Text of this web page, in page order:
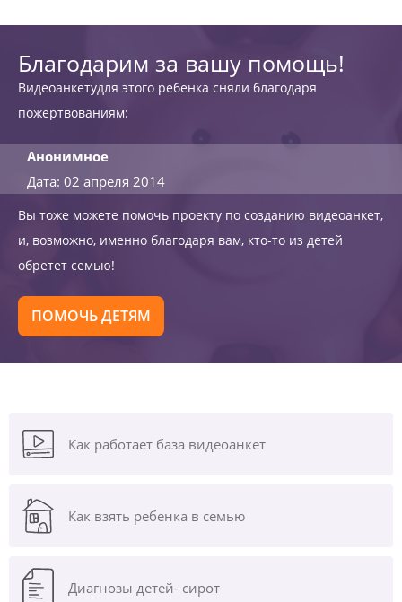
Благодарим за вашу помощь!
Видеоанкетудля этого ребенка сняли благодаря
пожертвованиям:
Анонимное
Дата: 02 апреля 2014
Вы тоже можете помочь проекту по созданию видеоанкет,
и, возможно, именно благодаря вам, кто-то из детей
обретет семью!
ПОМОЧЬ ДЕТЯМ
Как работает база видеоанкет
Как взять ребенка в семью
Диагнозы детей- сирот